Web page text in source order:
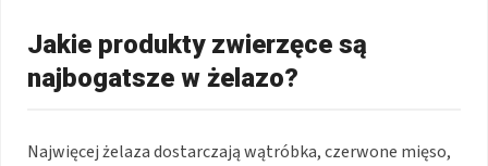
Jakie produkty zwierzęce są
najbogatsze w żelazo?
Najwięcej żelaza dostarczają wątróbka, czerwone mięso,